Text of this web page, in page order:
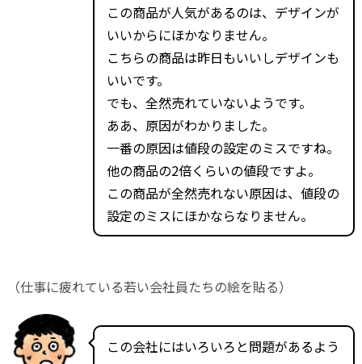
この商品が人気があるのは、デザインが
いいからにほかなりません。
こちらの商品は昨日もいいしデザインも
いいです。
でも、全然売れていないようです。
ああ、原因がわかりました。
一番の原因は値段の設定のミスですね。
他の商品の2倍くらいの値段ですよ。
この商品が全然売れない原因は、値段の
設定のミスにほかならなりません。
（仕事に疲れている若い会社員たちの絵を貼る）
この会社にはいろいろと問題があるよう